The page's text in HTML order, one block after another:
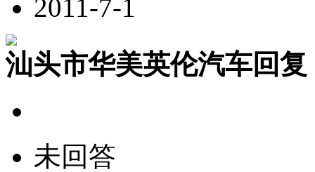
2011-7-1
汕头市华美英伦汽车回复
未回答